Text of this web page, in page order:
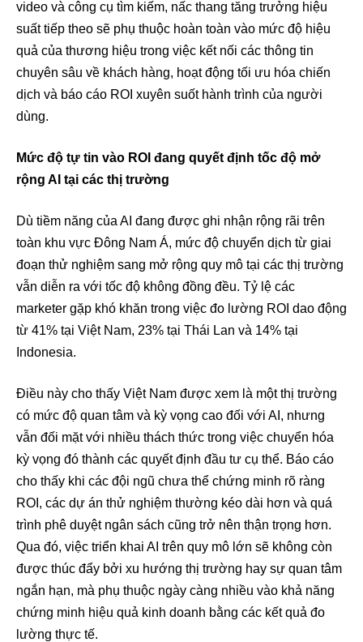
video và công cụ tìm kiếm, nấc thang tăng trưởng hiệu
suất tiếp theo sẽ phụ thuộc hoàn toàn vào mức độ hiệu
quả của thương hiệu trong việc kết nối các thông tin
chuyên sâu về khách hàng, hoạt động tối ưu hóa chiến
dịch và báo cáo ROI xuyên suốt hành trình của người
dùng.
Mức độ tự tin vào ROI đang quyết định tốc độ mở
rộng AI tại các thị trường
Dù tiềm năng của AI đang được ghi nhận rộng rãi trên
toàn khu vực Đông Nam Á, mức độ chuyển dịch từ giai
đoạn thử nghiệm sang mở rộng quy mô tại các thị trường
vẫn diễn ra với tốc độ không đồng đều. Tỷ lệ các
marketer gặp khó khăn trong việc đo lường ROI dao động
từ 41% tại Việt Nam, 23% tại Thái Lan và 14% tại
Indonesia.
Điều này cho thấy Việt Nam được xem là một thị trường
có mức độ quan tâm và kỳ vọng cao đối với AI, nhưng
vẫn đối mặt với nhiều thách thức trong việc chuyển hóa
kỳ vọng đó thành các quyết định đầu tư cụ thể. Báo cáo
cho thấy khi các đội ngũ chưa thể chứng minh rõ ràng
ROI, các dự án thử nghiệm thường kéo dài hơn và quá
trình phê duyệt ngân sách cũng trở nên thận trọng hơn.
Qua đó, việc triển khai AI trên quy mô lớn sẽ không còn
được thúc đẩy bởi xu hướng thị trường hay sự quan tâm
ngắn hạn, mà phụ thuộc ngày càng nhiều vào khả năng
chứng minh hiệu quả kinh doanh bằng các kết quả đo
lường thực tế.